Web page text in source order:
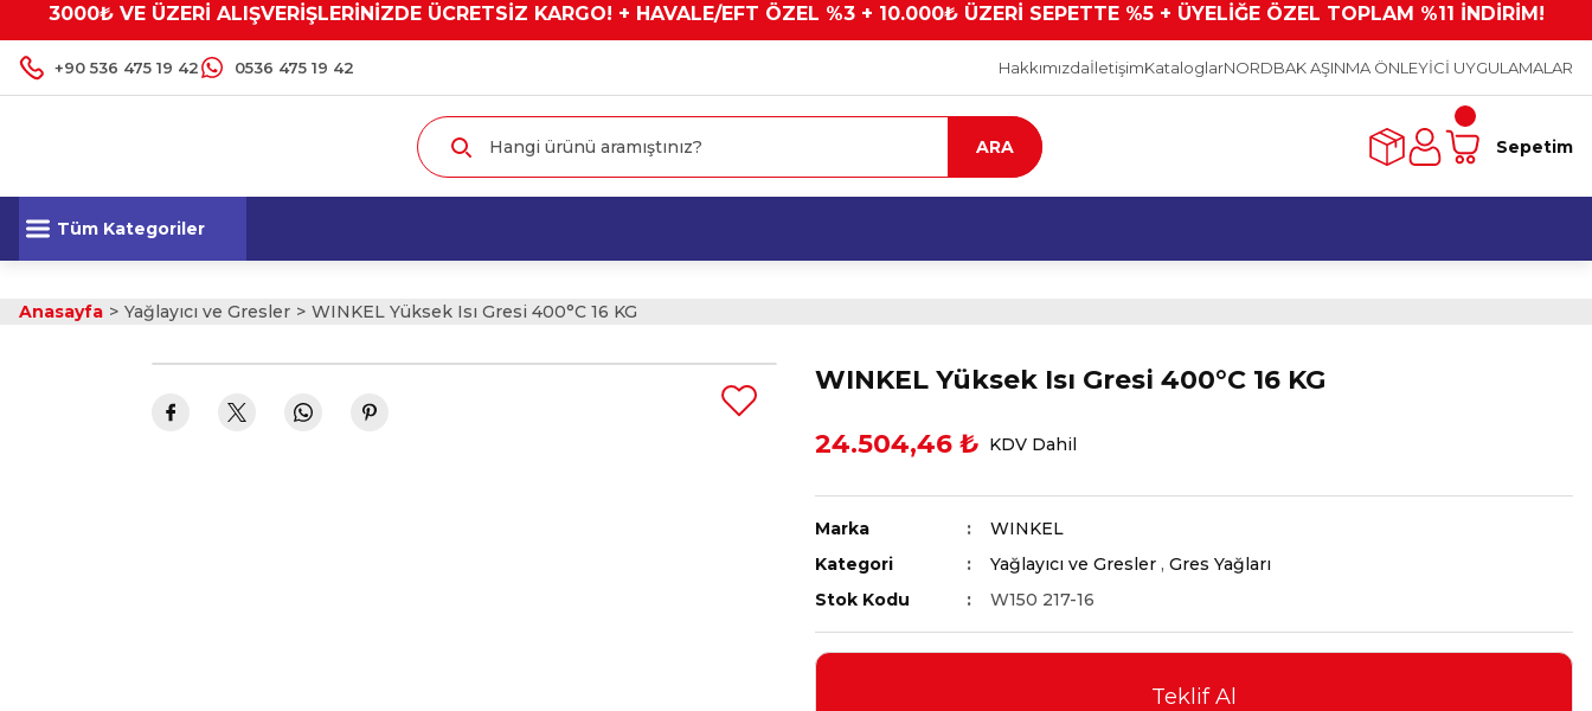
3000₺ VE ÜZERİ ALIŞVERİŞLERİNİZDE ÜCRETSİZ KARGO! + HAVALE/EFT ÖZEL %3 + 10.000₺ ÜZERİ SEPETTE %5 + ÜYELİĞE ÖZEL TOPLAM %11 İNDİRİM!
+90 536 475 19 42 0536 475 19 42 HakkımızdaİletişimKataloglarNORDBAK AŞINMA ÖNLEYİCİ UYGULAMALAR
ARA Sepetim
Tüm Kategoriler
Anasayfa Yağlayıcı ve Gresler WINKEL Yüksek Isı Gresi 400°C 16 KG
WINKEL Yüksek Isı Gresi 400°C 16 KG
24.504,46 ₺ KDV Dahil
Marka
WINKEL
Kategori
Yağlayıcı ve Gresler , Gres Yağları
Stok Kodu
W150 217-16
Teklif Al